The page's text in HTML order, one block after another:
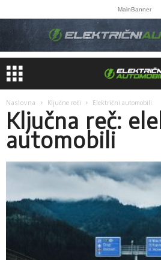
MainBanner
Naslovna Ključne reči Električni automobili
Ključna reč:
automobili